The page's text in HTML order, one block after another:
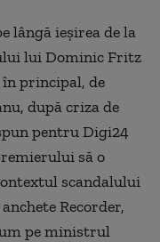
lângă ieșirea de la
lui Dominic Fritz
principal, de
după criza de
pentru Digi24
să o
scandalului
Recorder,
pe ministrul